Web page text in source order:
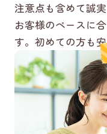
注意点も含めて誠
お客様のペースに
す。初めての方も